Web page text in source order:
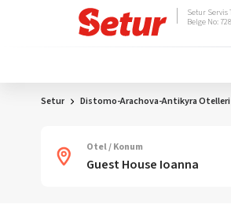
Setur Servis
Belge No: 728
Setur Distomo-Arachova-Antikyra Otelleri
Otel / Konum